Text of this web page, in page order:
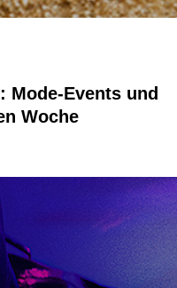
Mode-Events und
Woche